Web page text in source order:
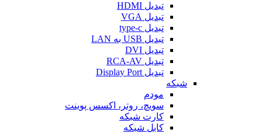
تبدیل HDMI
تبدیل VGA
تبدیل type-c
تبدیل USB به LAN
تبدیل DVI
تبدیل RCA-AV
تبدیل Display Port
شبکه
مودم
سویچ، روتر، اکسس پوینت
کارت شبکه
کابل شبکه